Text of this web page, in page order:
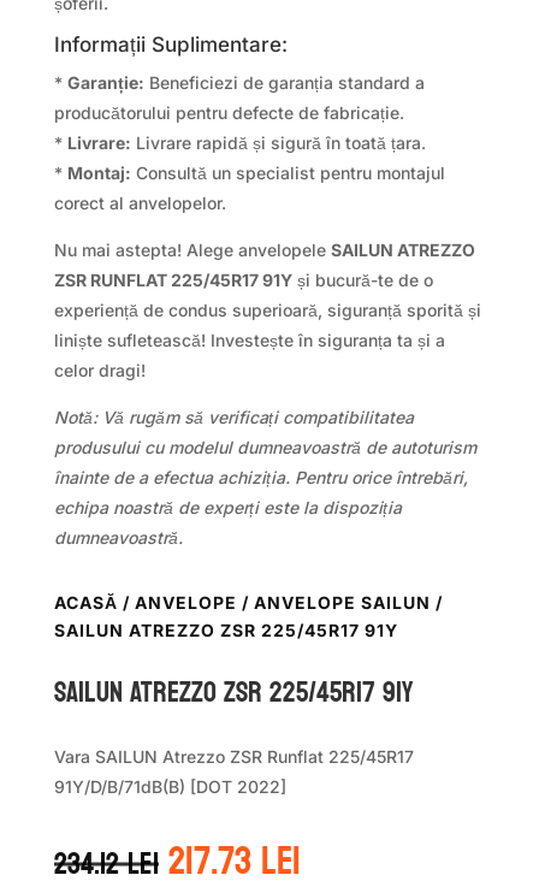
Informații Suplimentare:
* Garanție: Beneficiezi de garanția standard a
producătorului pentru defecte de fabricație.
* Livrare: Livrare rapidă și sigură în toată țara.
* Montaj: Consultă un specialist pentru montajul
corect al anvelopelor.
Nu mai astepta! Alege anvelopele SAILUN ATREZZO
ZSR RUNFLAT 225/45R17 91Yși bucură-te de o
experiență de condus superioară, siguranță sporită și
liniște sufletească! Investește în siguranța ta și a
celor dragi!
Notă: Vă rugăm să verificați compatibilitatea
produsului cu modelul dumneavoastră de autoturism
înainte de a efectua achiziția. Pentru orice întrebări,
echipa noastră de experți este la dispoziția
dumneavoastră.
ACASĂ / ANVELOPE / ANVELOPE SAILUN /
SAILUN ATREZZO ZSR 225/45R17 91Y
Sailun ATREZZO ZSR 225/45R17 91Y
Vara SAILUN Atrezzo ZSR Runflat 225/45R17
91Y/D/B/71dB(B) [DOT 2022]
234.12leiPrețul
217.73leiPrețul